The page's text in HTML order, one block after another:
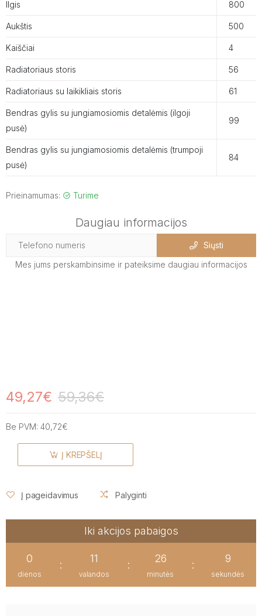
Ilgis 800
Aukštis 500
Kaiščiai 4
Radiatoriaus storis 56
Radiatoriaus su laikikliais storis 61
Bendras gylis su jungiamosiomis detalėmis (ilgoji
pusė)
99
Bendras gylis su jungiamosiomis detalėmis (trumpoji
pusė)
84
Prieinamumas: Turime
Daugiau informacijos
Siųsti
Mes jums perskambinsime ir pateiksime daugiau informacijos
49,27€ 59,36€
Be PVM: 40,72€
Į KREPŠELĮ
Į pageidavimus Palyginti
Iki akcijos pabaigos
0
dienos
:
11
valandos
:
26
minutės
:
9
sekundės